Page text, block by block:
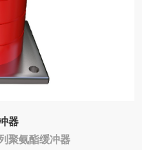
器
聚氨酯缓冲器